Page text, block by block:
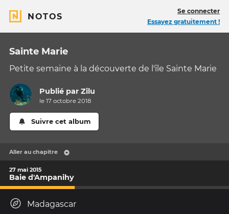
NOTOS
Se connecter
Essayez gratuitement !
Sainte Marie
Petite semaine à la découverte de l'île Sainte Marie
Publié parZilu
le 17 octobre 2018
Suivre cet album
Aller au chapitre
27 mai 2015
Baie d'Ampanihy
Madagascar